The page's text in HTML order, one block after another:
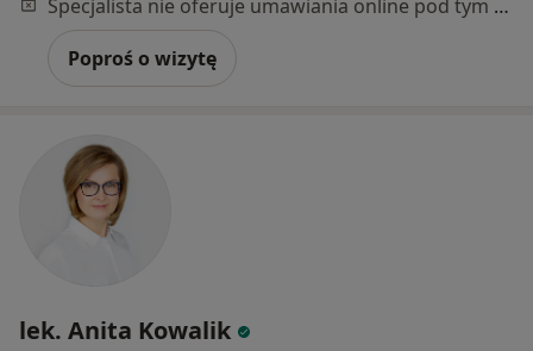
Specjalista nie oferuje umawiania online pod tym adresem.
Poproś o wizytę
lek. Anita Kowalik